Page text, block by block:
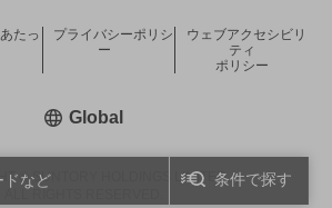
条件で探す
© SUNTORY HOLDINGS LIMITED.
たっ
プライバシーポリシ
ー
ウェブアクセシビリ
ティ
ポリシー
Global新しいウィンドウで開く